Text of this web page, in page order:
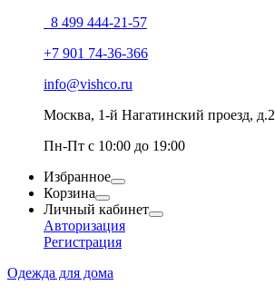
8 499 444-21-57
+7 901 74-36-366
info@vishco.ru
Москва, 1-й Нагатинский проезд, д.2
Пн-Пт с 10:00 до 19:00
Избранное
Корзина
Личный кабинет
Авторизация
Регистрация
Одежда для дома